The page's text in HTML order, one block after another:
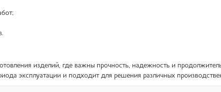
изделий, где важны прочность, надежность и
эксплуатации и подходит для решения различных